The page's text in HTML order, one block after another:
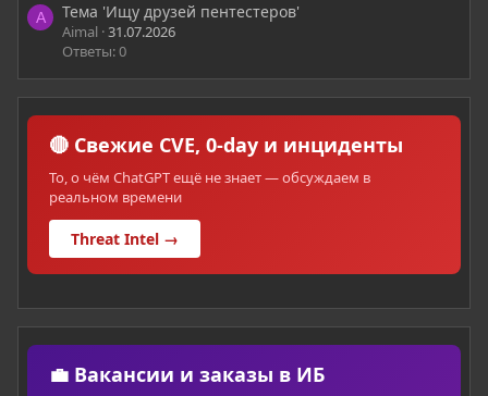
A Тема 'Ищу друзей пентестеров'
Aimal 31.07.2026
Ответы: 0
🔴 Свежие CVE, 0-day и инциденты
То, о чём ChatGPT ещё не знает — обсуждаем в
реальном времени
Threat Intel →
💼 Вакансии и заказы в ИБ